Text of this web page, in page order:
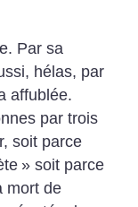
Par sa
hélas, par
affublée.
par trois
soit parce
» soit parce
mort de